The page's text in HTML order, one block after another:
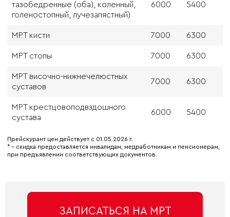
тазобедренные (оба), коленный,
голеностопный, лучезапястный)
6000 5400
МРТ кисти 7000 6300
МРТ стопы 7000 6300
МРТ височно-нижнечелюстных
суставов
7000 6300
МРТ крестцовоподвздошного
сустава
6000 5400
Прейскурант цен действует с 01.05.2026 г.
* - скидка предоставляется инвалидам, медработникам и пенсионерам,
при предъявлении соответствующих документов.
ЗАПИСАТЬСЯ НА МРТ